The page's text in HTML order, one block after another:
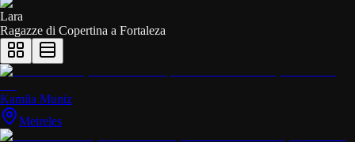
Lara
Ragazze di Copertina a Fortaleza
Kamila Muniz
Meireles